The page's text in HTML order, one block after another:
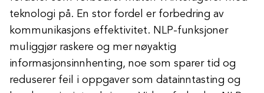
teknologi på. En stor fordel er forbedring av
kommunikasjons effektivitet. NLP-funksjoner
muliggjør raskere og mer nøyaktig
informasjonsinnhenting, noe som sparer tid og
reduserer feil i oppgaver som datainntasting og